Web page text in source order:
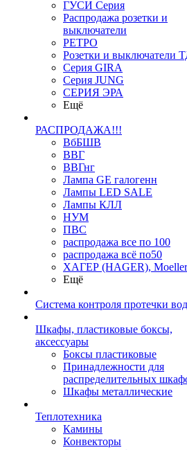
ГУСИ Серия
Распродажа розетки и
выключатели
РЕТРО
Розетки и выключатели
Серия GIRA
Серия JUNG
СЕРИЯ ЭРА
Ещё
РАСПРОДАЖА!!!
ВбБШВ
ВВГ
ВВГнг
Лампа GE галогенн
Лампы LED SALE
Лампы КЛЛ
НУМ
ПВС
распродажа все по 100
распродажа всё по50
ХАГЕР (HAGER), Moeller
Ещё
Система контроля протечки
Шкафы, пластиковые боксы,
аксессуары
Боксы пластиковые
Принадлежности для
распределительных
Шкафы металлические
Теплотехника
Камины
Конвекторы